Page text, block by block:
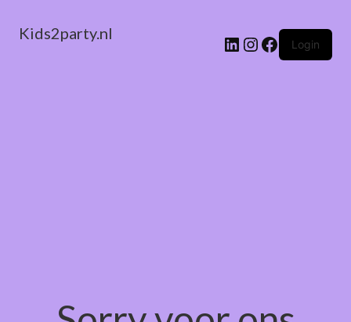
Kids2party.nl LinkedIn
Instagram
Facebook
Login